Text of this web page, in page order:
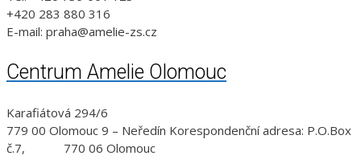
+420 283 880 316
E-mail: praha@amelie-zs.cz
Centrum Amelie Olomouc
Karafiátová 294/6
779 00 Olomouc 9 – Neředín Korespondenční adresa: P.O.Box
č.7, 770 06 Olomouc